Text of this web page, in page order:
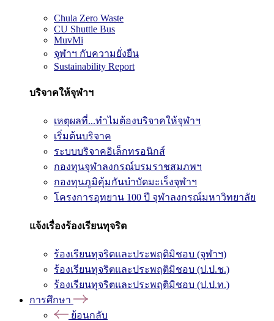
Chula Zero Waste
CU Shuttle Bus
MuvMi
จุฬาฯ กับความยั่งยืน
Sustainability Report
บริจาคให้จุฬาฯ
เหตุผลที่...ทำไมต้องบริจาคให้จุฬาฯ
เริ่มต้นบริจาค
ระบบบริจาคอิเล็กทรอนิกส์
กองทุนจุฬาลงกรณ์บรมราชสมภพฯ
กองทุนภูมิคุ้มกันบำบัดมะเร็งจุฬาฯ
โครงการอุทยาน 100 ปี จุฬาลงกรณ์มหาวิทยาลัย
แจ้งเรื่องร้องเรียนทุจริต
ร้องเรียนทุจริตและประพฤติมิชอบ (จุฬาฯ)
ร้องเรียนทุจริตและประพฤติมิชอบ (ป.ป.ช.)
ร้องเรียนทุจริตและประพฤติมิชอบ (ป.ป.ท.)
การศึกษา
ย้อนกลับ